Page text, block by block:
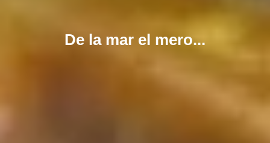
De la mar el mero...